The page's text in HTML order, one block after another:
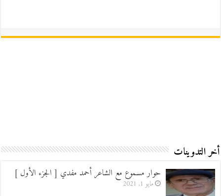
أخر التدوينات
حوار مسموع مع الشاعر أحمد مفدي [ الجزء الأول ]
مايو 1, 2021